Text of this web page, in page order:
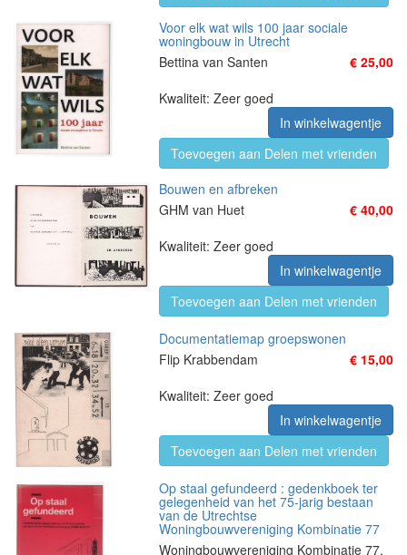
Voor elk wat wils 100 jaar sociale
woningbouw in Utrecht
Bettina van Santen
€ 25,00
Kwaliteit: Zeer goed
In winkelwagentje
Toevoegen aan Delen met vrienden
Bouwen en afbreken
GHM van Huet
€ 40,00
Kwaliteit: Zeer goed
In winkelwagentje
Toevoegen aan Delen met vrienden
Documentatiemap groepswonen
Flip Krabbendam
€ 15,00
Kwaliteit: Zeer goed
In winkelwagentje
Toevoegen aan Delen met vrienden
Op staal gefundeerd : gedenkboek ter
gelegenheid van het 75-jarig bestaan
van de Utrechtse
Woningbouwvereniging Kombinatie 77
Woningbouwvereniging Kombinatie 77,